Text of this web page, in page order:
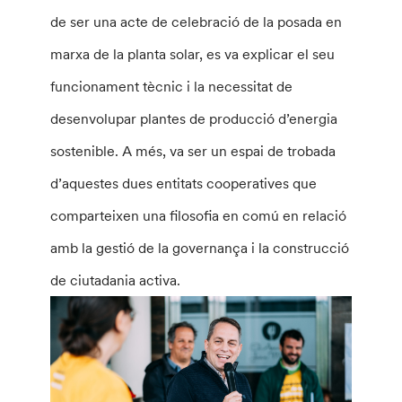
de ser una acte de celebració de la posada en
marxa de la planta solar, es va explicar el seu
funcionament tècnic i la necessitat de
desenvolupar plantes de producció d’energia
sostenible. A més, va ser un espai de trobada
d’aquestes dues entitats cooperatives que
comparteixen una filosofia en comú en relació
amb la gestió de la governança i la construcció
de ciutadania activa.